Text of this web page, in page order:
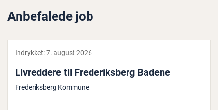
Anbefalede job
Indrykket:7. august 2026
Liv­red­dere til Fre­de­riks­berg Badene
Frederiksberg Kommune